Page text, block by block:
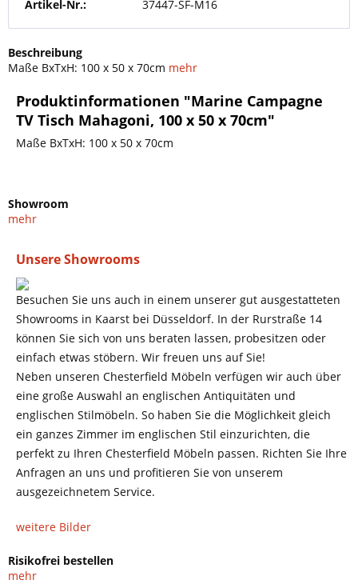
Artikel-Nr.: 37447-SF-M16
Beschreibung
Maße BxTxH: 100 x 50 x 70cm mehr
Produktinformationen "Marine Campagne
TV Tisch Mahagoni, 100 x 50 x 70cm"
Maße BxTxH: 100 x 50 x 70cm
Showroom
mehr
Unsere Showrooms
Besuchen Sie uns auch in einem unserer gut ausgestatteten
Showrooms in Kaarst bei Düsseldorf. In der Rurstraße 14
können Sie sich von uns beraten lassen, probesitzen oder
einfach etwas stöbern. Wir freuen uns auf Sie!
Neben unseren Chesterfield Möbeln verfügen wir auch über
eine große Auswahl an englischen Antiquitäten und
englischen Stilmöbeln. So haben Sie die Möglichkeit gleich
ein ganzes Zimmer im englischen Stil einzurichten, die
perfekt zu Ihren Chesterfield Möbeln passen. Richten Sie Ihre
Anfragen an uns und profitieren Sie von unserem
ausgezeichnetem Service.
weitere Bilder
Risikofrei bestellen
mehr